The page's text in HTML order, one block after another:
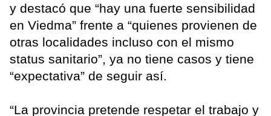
y destacó que “hay una fuerte sensibilidad
en Viedma” frente a “quienes provienen de
otras localidades incluso con el mismo
status sanitario”, ya no tiene casos y tiene
“expectativa” de seguir así.
“La provincia pretende respetar el trabajo y